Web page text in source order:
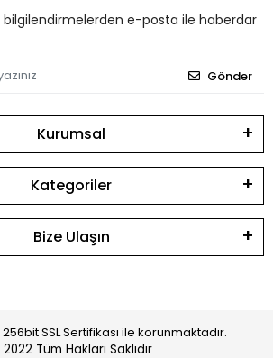
bilgilendirmelerden e-posta ile haberdar
Gönder
Kurumsal
Kategoriler
Bize Ulaşın
SSL Sertifikası ile korunmaktadır.
Tüm Hakları Saklıdır